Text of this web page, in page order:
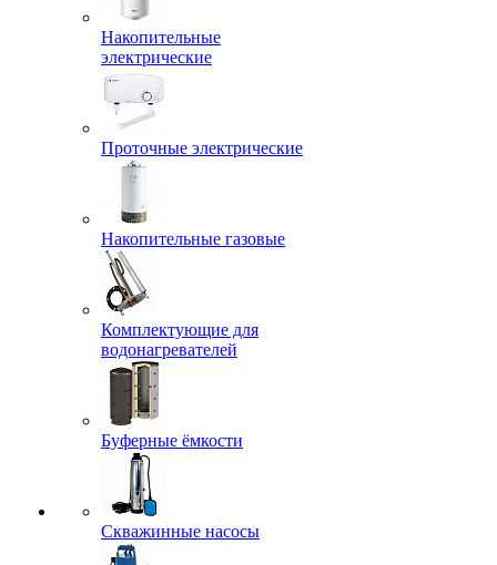
Накопительные
электрические
Проточные электрические
Накопительные газовые
Комплектующие для
водонагревателей
Буферные ёмкости
Скважинные насосы